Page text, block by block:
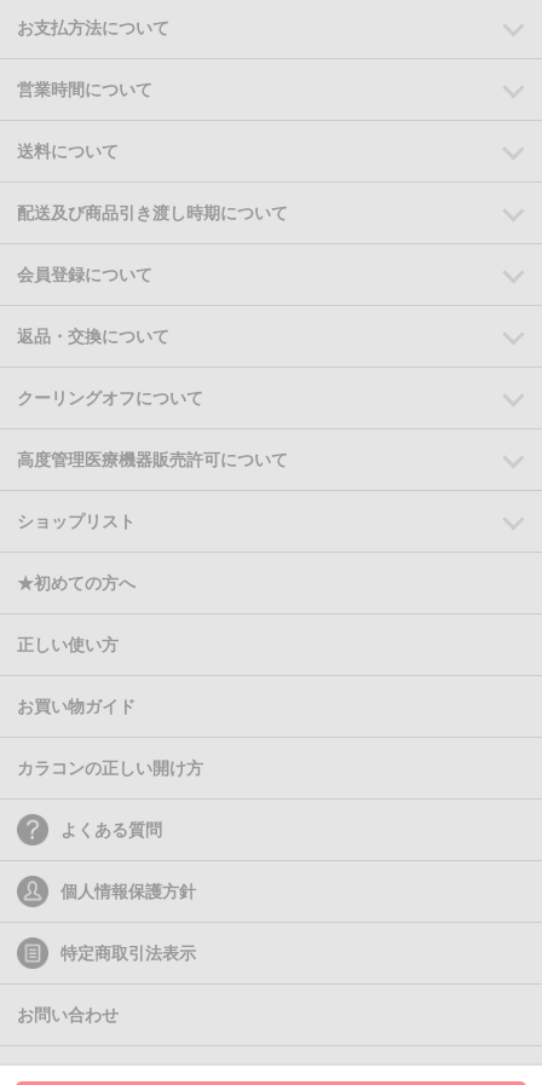
お支払方法について
営業時間について
送料について
配送及び商品引き渡し時期について
会員登録について
返品・交換について
クーリングオフについて
高度管理医療機器販売許可について
ショップリスト
★初めての方へ
正しい使い方
お買い物ガイド
カラコンの正しい開け方
よくある質問
個人情報保護方針
特定商取引法表示
お問い合わせ